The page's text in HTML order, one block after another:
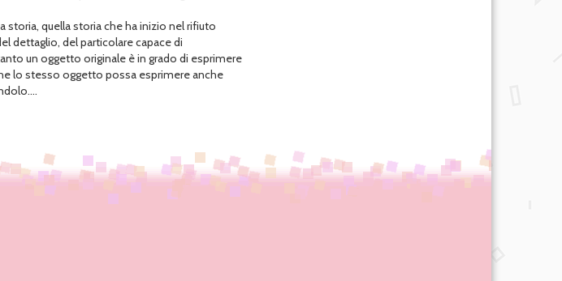
storia, quella storia che ha inizio nel rifiuto
dettaglio, del particolare capace di
un oggetto originale è in grado di esprimere
lo stesso oggetto possa esprimere anche